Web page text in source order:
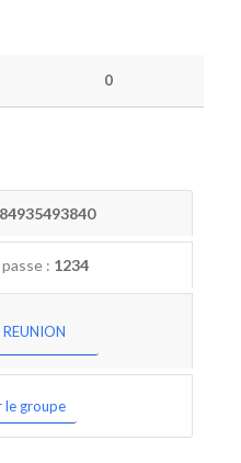
0
84935493840
: 1234
REUNION
le groupe